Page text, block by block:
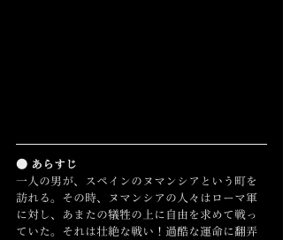
● あらすじ
一人の男が、スペインのヌマンシアという町を
訪れる。その時、ヌマンシアの人々はローマ軍
に対し、あまたの犠牲の上に自由を求めて戦っ
ていた。それは壮絶な戦い！過酷な運命に翻弄